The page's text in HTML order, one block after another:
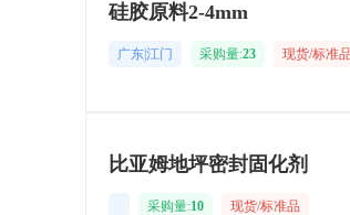
硅胶原料2-4mm
广东|江门 采购量:23 现货/标准品
比亚姆地坪密封固化剂
采购量:10 现货/标准品